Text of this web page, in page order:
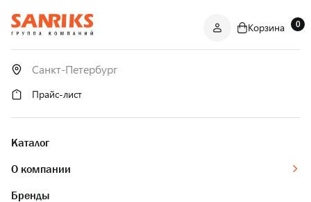
ОПТОМ
И В РОЗНИЦУ
Корзина 0
Прайс-лист
Каталог
О компании
Бренды